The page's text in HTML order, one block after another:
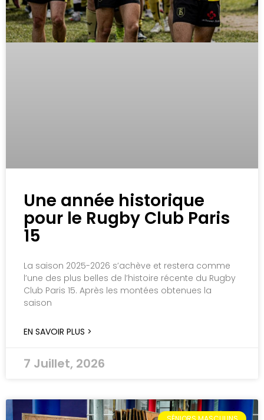
Une année historique
pour le Rugby Club Paris
15
La saison 2025-2026 s’achève et restera comme
l’une des plus belles de l’histoire récente du Rugby
Club Paris 15. Après les montées obtenues la
saison
EN SAVOIR PLUS >
7 Juillet, 2026